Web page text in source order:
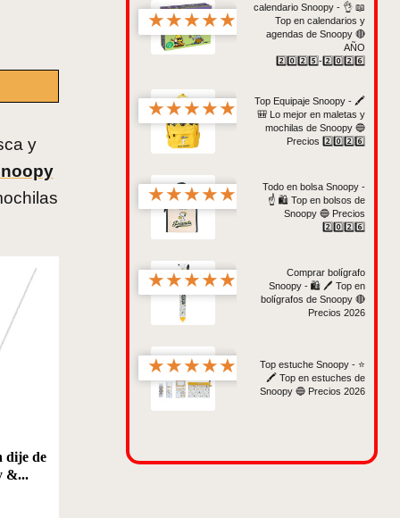
y
dije de
&...
★★★★★
calendario Snoopy - 👌 📖
Top en calendarios y
agendas de Snoopy 🔴
AÑO
2️⃣0️⃣2️⃣5️⃣-2️⃣0️⃣2️⃣6️⃣
★★★★★
Top Equipaje Snoopy - 🖍️
🎒 Lo mejor en maletas y
mochilas de Snoopy 🔵
Precios 2️⃣0️⃣2️⃣6️⃣
★★★★★
Todo en bolsa Snoopy -
☝️ 🛍️ Top en bolsos de
Snoopy 🔵 Precios
2️⃣0️⃣2️⃣6️⃣
★★★★★
Comprar bolígrafo
Snoopy - 🛍️ 🖊️ Top en
bolígrafos de Snoopy 🔴
Precios 2026
★★★★★
Top estuche Snoopy - ⭐️
🖍️ Top en estuches de
Snoopy 🔵 Precios 2026